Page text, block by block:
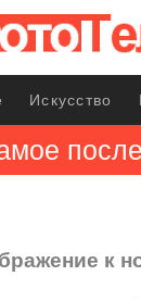
Искусство
к